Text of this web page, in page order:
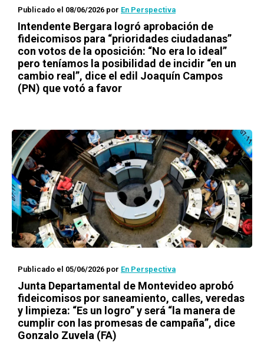
Publicado el 08/06/2026 por En Perspectiva
Intendente Bergara logró aprobación de
fideicomisos para “prioridades ciudadanas”
con votos de la oposición: “No era lo ideal”
pero teníamos la posibilidad de incidir “en un
cambio real”, dice el edil Joaquín Campos
(PN) que votó a favor
Publicado el 05/06/2026 por En Perspectiva
Junta Departamental de Montevideo aprobó
fideicomisos por saneamiento, calles, veredas
y limpieza: “Es un logro” y será “la manera de
cumplir con las promesas de campaña”, dice
Gonzalo Zuvela (FA)